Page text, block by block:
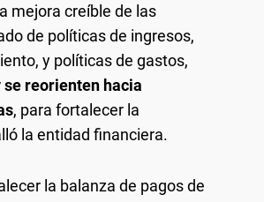
mejora creíble de las
de políticas de ingresos,
y políticas de gastos,
reorienten hacia
, para fortalecer la
la entidad financiera.
la balanza de pagos de